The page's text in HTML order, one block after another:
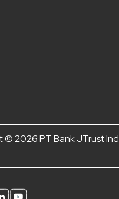
© 2026 PT Bank JTrust